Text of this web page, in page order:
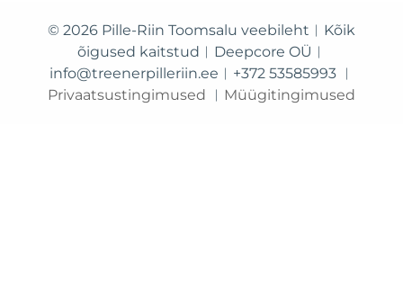
© 2026 Pille-Riin Toomsalu veebileht︱Kõik
õigused kaitstud︱Deepcore OÜ︱
info@treenerpilleriin.ee︱+372 53585993 ︱
Privaatsustingimused ︱ Müügitingimused